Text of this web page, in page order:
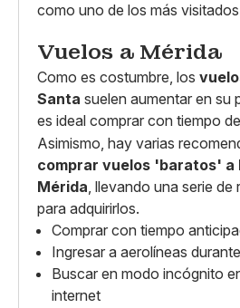
como uno de los más
Vuelos a Mérida
Como es costumbre, los
Santa suelen aumentar en su
es ideal comprar con tiempo
Asimismo, hay varias
comprar vuelos 'baratos' a
Mérida , llevando una serie
para adquirirlos.
Comprar con tiempo
Ingresar a aerolíneas
Buscar en modo incógnito
internet